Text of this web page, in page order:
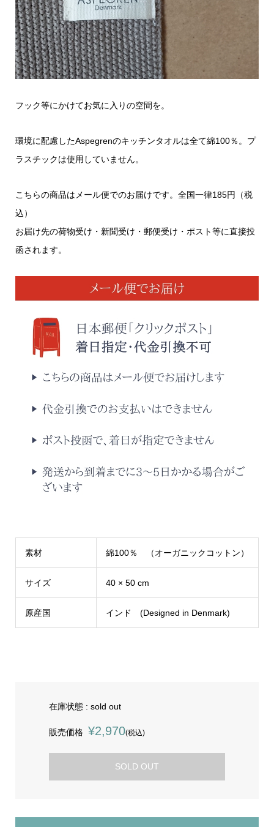
フック等にかけてお気に入りの空間を。
環境に配慮したAspegrenのキッチンタオルは全て綿100％。プ
ラスチックは使用していません。
こちらの商品はメール便でのお届けです。全国一律185円（税
込）
お届け先の荷物受け・新聞受け・郵便受け・ポスト等に直接投
函されます。
素材 綿100％ （オーガニックコットン）
サイズ 40 × 50 cm
原産国 インド (Designed in Denmark)
在庫状態 : sold out
販売価格 ¥2,970(税込)
SOLD OUT